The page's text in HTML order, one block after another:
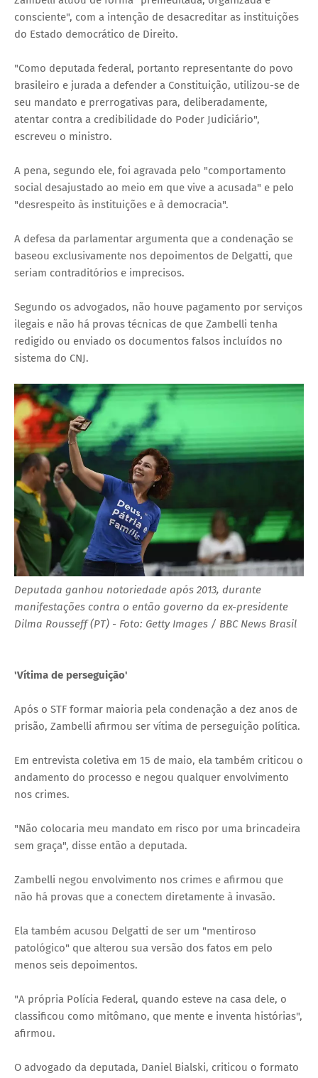
consciente", com a intenção de desacreditar as instituições
do Estado democrático de Direito.
"Como deputada federal, portanto representante do povo
brasileiro e jurada a defender a Constituição, utilizou-se de
seu mandato e prerrogativas para, deliberadamente,
atentar contra a credibilidade do Poder Judiciário",
escreveu o ministro.
A pena, segundo ele, foi agravada pelo "comportamento
social desajustado ao meio em que vive a acusada" e pelo
"desrespeito às instituições e à democracia".
A defesa da parlamentar argumenta que a condenação se
baseou exclusivamente nos depoimentos de Delgatti, que
seriam contraditórios e imprecisos.
Segundo os advogados, não houve pagamento por serviços
ilegais e não há provas técnicas de que Zambelli tenha
redigido ou enviado os documentos falsos incluídos no
sistema do CNJ.
Deputada ganhou notoriedade após 2013, durante
manifestações contra o então governo da ex-presidente
Dilma Rousseff (PT) - Foto: Getty Images / BBC News Brasil
'Vítima de perseguição'
Após o STF formar maioria pela condenação a dez anos de
prisão, Zambelli afirmou ser vítima de perseguição política.
Em entrevista coletiva em 15 de maio, ela também criticou o
andamento do processo e negou qualquer envolvimento
nos crimes.
"Não colocaria meu mandato em risco por uma brincadeira
sem graça", disse então a deputada.
Zambelli negou envolvimento nos crimes e afirmou que
não há provas que a conectem diretamente à invasão.
Ela também acusou Delgatti de ser um "mentiroso
patológico" que alterou sua versão dos fatos em pelo
menos seis depoimentos.
"A própria Polícia Federal, quando esteve na casa dele, o
classificou como mitômano, que mente e inventa histórias",
afirmou.
O advogado da deputada, Daniel Bialski, criticou o formato